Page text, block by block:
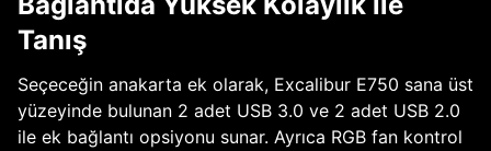
Tanış
Seçeceğin anakarta ek olarak, Excalibur E750 sana üst
yüzeyinde bulunan 2 adet USB 3.0 ve 2 adet USB 2.0
ile ek bağlantı opsiyonu sunar. Ayrıca RGB fan kontrol